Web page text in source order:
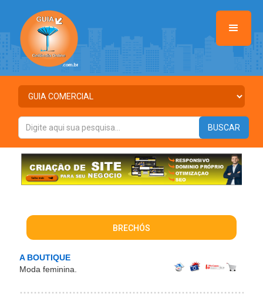
BRECHÓS
A BOUTIQUE
Moda feminina.